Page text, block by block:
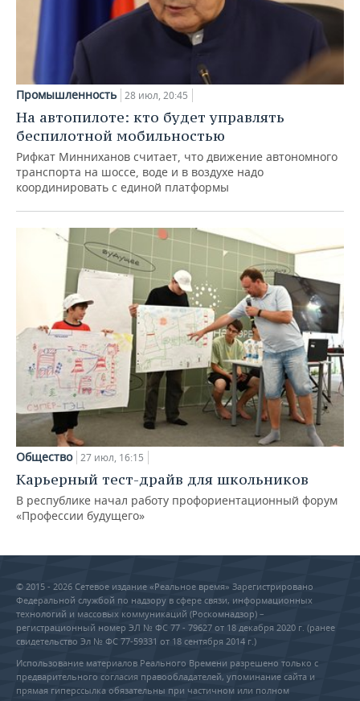
Промышленность 28 июл, 20:45
На автопилоте: кто будет управлять
беспилотной мобильностью
Рифкат Минниханов считает, что движение автономного
транспорта на шоссе, воде и в воздухе надо
координировать с единой платформы
Общество 27 июл, 16:15
Карьерный тест-драйв для школьников
В республике начал работу профориентационный форум
«Профессии будущего»
© 2015 - 2026 Сетевое издание «Реальное время» Зарегистрировано
Федеральной службой по надзору в сфере связи, информационных
технологий и массовых коммуникаций (Роскомнадзор) –
регистрационный номер ЭЛ № ФС 77 - 79627 от 18 декабря 2020 г. (ранее
свидетельство Эл № ФС 77-59331 от 18 сентября 2014 г.)
Использование материалов Реального Времени разрешено только с
предварительного согласия правообладателей, упоминание сайта и
прямая гиперссылка обязательны при частичном или полном